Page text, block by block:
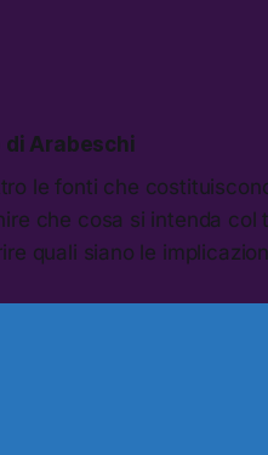
di Arabeschi
le fonti che
che cosa si intenda col
quali siano le